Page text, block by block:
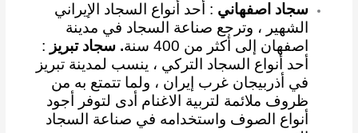
سجاد اصفهاني : أحد أنواع السجاد الإيراني
الشهير ، وترجع صناعة السجاد في مدينة
اصفهان إلى أكثر من 400 سنة
. سجاد تبريز :
أحد أنواع السجاد التركي ، ينسب لمدينة تبريز
في أذربيجان غرب إيران ، ولما تتمتع به من
ظروف ملائمة لتربية الاغنام أدى لتوفر أجود
أنواع الصوف واستخدامه في صناعة السجاد